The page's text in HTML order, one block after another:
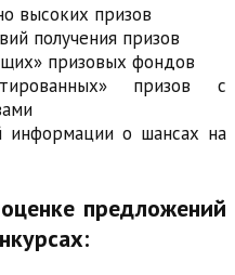
высоких призов
получения призов
призовых фондов
призов с
информации о шансах на
предложений